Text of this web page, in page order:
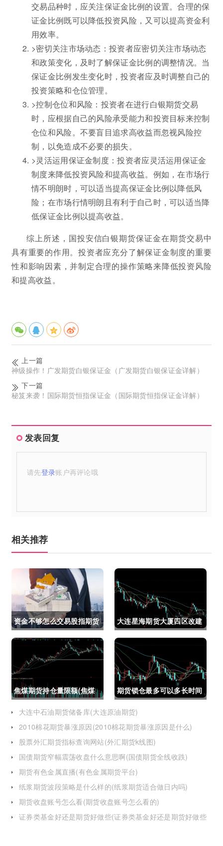
交易品种时，应关注保证金比例的设置。合理的保
证金比例既可以降低投资风险，又可以提高资金利
用效率。
>密切关注市场动态：投资者应密切关注市场动态
和政策变化，及时了解保证金比例的调整情况。当
保证金比例发生变化时，投资者应及时调整自己的
投资策略和仓位管理。
>控制仓位和风险：投资者在进行白银期货交易
时，应根据自己的风险承受能力和投资目标来控制
仓位和风险。不要盲目追求高收益而忽视风险控
制，以免造成不必要的损失。
>灵活运用保证金制度：投资者应灵活运用保证金
制度来降低投资风险和提高收益。例如，在市场行
情不明朗时，可以适当提高保证金比例以降低风
险；在市场行情明朗且有利于自己时，可以适当降
低保证金比例以提高收益。
综上所述，国投安信白银期货保证金在期货交易中
具有重要的作用。投资者应充分了解保证金制度的重要
性和影响因素，并制定合理的操作策略来降低投资风险
和提高收益。
上一篇
神级操作！广发期货白银保证金（广发期货白银保证金详解）
下一篇
秘笈来袭！国际期货恒指保证金（国际期货恒指保证金详解）
发表回复
请先登录账户再评论哦
相关推荐
资金不够怎么交易股指期货
(资金不够怎么交易股指期
货呢)
大连星海期货大厦四区改建
(大连星海广场期货大厦)
焦煤期货持仓量限额(焦煤
期货持仓量限额是多少)
期货锁仓最多可以多长时间
(期货锁仓最多可以多长时
间卖出)
大连中石油期货储备库(大连原油期货)
2010棉花期货暴涨原因(2010棉花期货暴涨原因是什么)
股票外汇期货指标查询网站(外汇期货k线图)
国债期货窄幅震荡收盘什么意思啊(国债期货全线收跌)
期货有色金属直播(有色金属期货平台)
纸浆期货波段策略是什么样的(纸浆期货适合做日内吗)
期货收盘账号怎么看(期货收盘账号怎么看的)
证券类基金好还是期货好做些(证券类基金好还是期货好做些